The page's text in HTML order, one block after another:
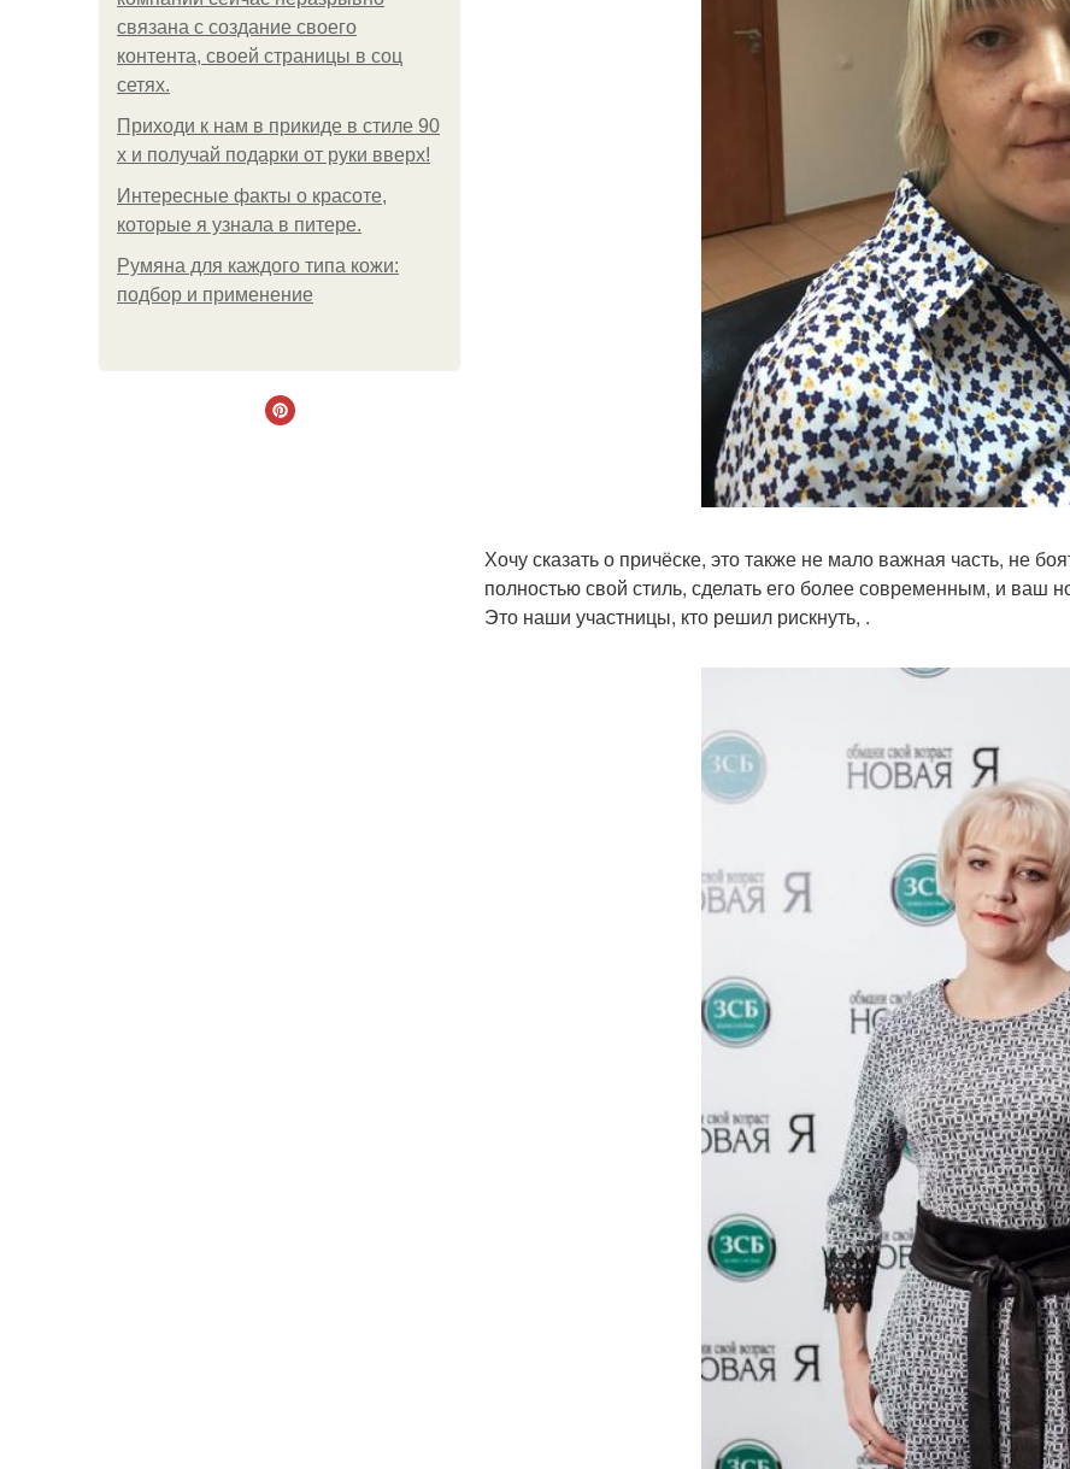
связана с создание своего
контента, своей страницы в соц
сетях.
Приходи к нам в прикиде в стиле 90
х и получай подарки от руки вверх!
Интересные факты о красоте,
которые я узнала в питере.
Румяна для каждого типа кожи:
подбор и применение
Хочу сказать о причёске, это также не мало важная часть, не
полностью свой стиль, сделать его более современным, и ваш
Это наши участницы, кто решил рискнуть, .